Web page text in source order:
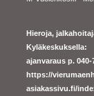
Hieroja,
Kyläkeskuksella:
ajanvaraus p.
https://
asiakassivu.fi/